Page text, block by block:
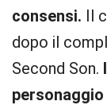
consensi. Il
dopo il
Second Son.